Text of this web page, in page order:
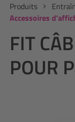
Produits
Accessoires
FIT
POUR